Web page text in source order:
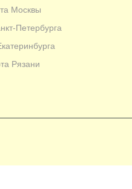
Москвы
Петербурга
Рязани